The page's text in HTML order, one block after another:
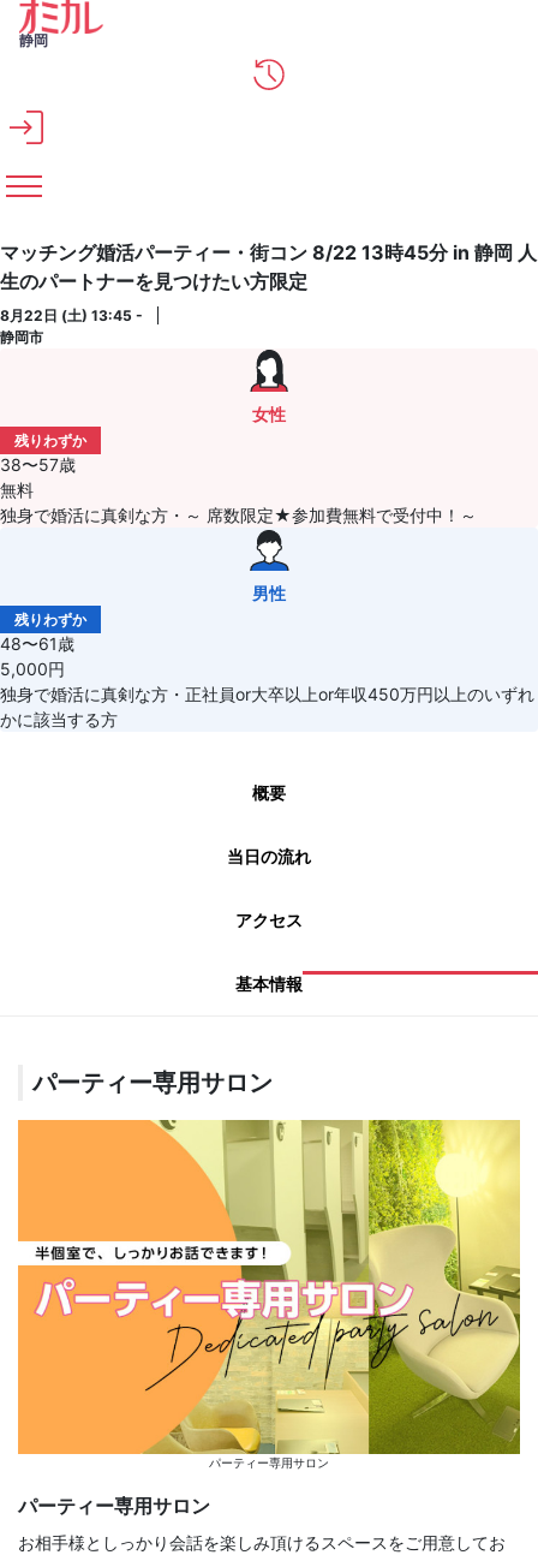
メインコンテンツへスキップ
静岡
マッチング婚活パーティー・街コン 8/22 13時45分 in 静岡 人
生のパートナーを見つけたい方限定
8月22日 (土) 13:45 -
静岡市
女性
残りわずか
38〜57歳
無料
独身で婚活に真剣な方・～ 席数限定★参加費無料で受付中！～
男性
残りわずか
48〜61歳
5,000円
独身で婚活に真剣な方・正社員or大卒以上or年収450万円以上のいずれ
かに該当する方
概要
当日の流れ
アクセス
基本情報
パーティー専用サロン
パーティー専用サロン
パーティー専用サロン
お相手様としっかり会話を楽しみ頂けるスペースをご用意してお